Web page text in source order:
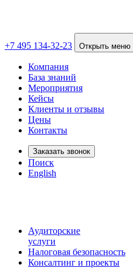
+7 495 134-32-23 Открыть меню
Компания
База знаний
Мероприятия
Кейсы
Клиенты и отзывы
Цены
Контакты
Заказать звонок
Поиск
English
Аудиторские
услуги
Налоговая безопасность
Консалтинг и проекты